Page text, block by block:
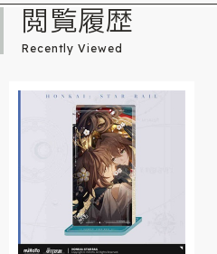
閲覧履歴
Recently Viewed